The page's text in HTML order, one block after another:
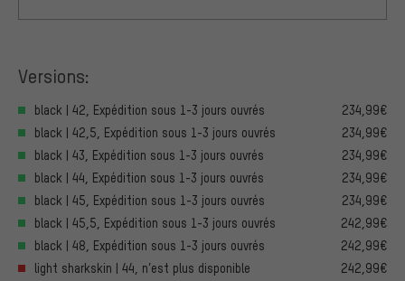
Versions:
black | 42, Expédition sous 1-3 jours ouvrés
234,99€
black | 42,5, Expédition sous 1-3 jours ouvrés
234,99€
black | 43, Expédition sous 1-3 jours ouvrés
234,99€
black | 44, Expédition sous 1-3 jours ouvrés
234,99€
black | 45, Expédition sous 1-3 jours ouvrés
234,99€
black | 45,5, Expédition sous 1-3 jours ouvrés
242,99€
black | 48, Expédition sous 1-3 jours ouvrés
242,99€
light sharkskin | 44, n’est plus disponible
242,99€